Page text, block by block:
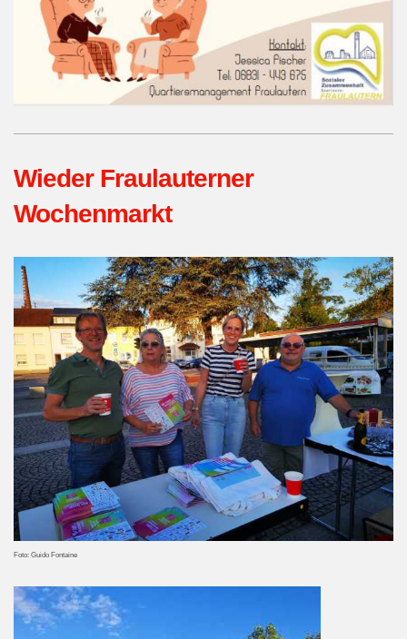
Wieder Fraulauterner
Wochenmarkt
Foto: Guido Fontaine